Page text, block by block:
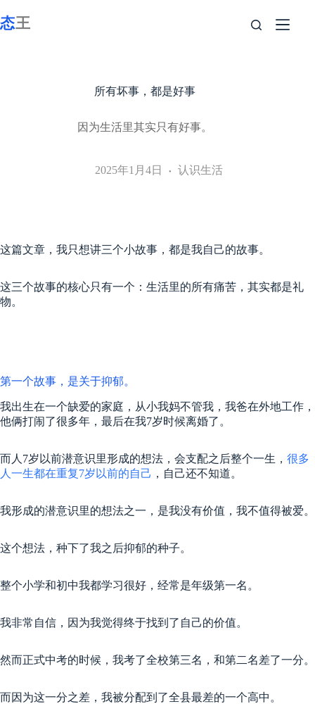
至
所有坏事，都是好事
因为生活里其实只有好事。
2025年1月4日 认识生活
这篇文章，我只想讲三个小故事，都是我自己的故事。
这三个故事的核心只有一个：生活里的所有痛苦，其实都是礼
物。
第一个故事，是关于抑郁。
我出生在一个缺爱的家庭，从小我妈不管我，我爸在外地工作，
他俩打闹了很多年，最后在我7岁时候离婚了。
而人7岁以前潜意识里形成的想法，会支配之后整个一生， 很多
人一生都在重复7岁以前的自己 ，自己还不知道。
我形成的潜意识里的想法之一，是我没有价值，我不值得被爱。
这个想法，种下了我之后抑郁的种子。
整个小学和初中我都学习很好，经常是年级第一名。
我非常自信，因为我觉得终于找到了自己的价值。
然而正式中考的时候，我考了全校第三名，和第二名差了一分。
而因为这一分之差，我被分配到了全县最差的一个高中。